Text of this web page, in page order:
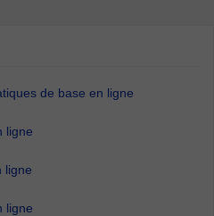
de base en ligne
ligne
ligne
ligne